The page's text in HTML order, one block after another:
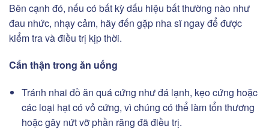
Bên cạnh đó, nếu có bất kỳ dấu hiệu bất thường nào như
đau nhức, nhạy cảm, hãy đến gặp nha sĩ ngay để được
kiểm tra và điều trị kịp thời.
Cẩn thận trong ăn uống
Tránh nhai đồ ăn quá cứng như đá lạnh, kẹo cứng hoặc
các loại hạt có vỏ cứng, vì chúng có thể làm tổn thương
hoặc gây nứt vỡ phần răng đã điều trị.